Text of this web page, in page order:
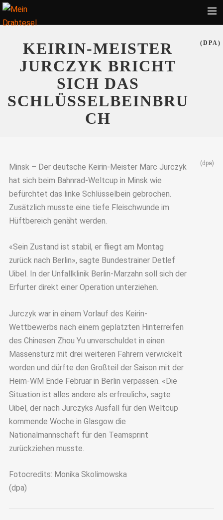
KEIRIN-MEISTER
JURCZYK BRICHT
SICH DAS
SCHLÜSSELBEINBRU
CH
(DPA)
Minsk – Der deutsche Keirin-Meister Marc Jurczyk
hat sich beim Bahnrad-Weltcup in Minsk wie
befürchtet das linke Schlüsselbein gebrochen.
Zusätzlich musste eine tiefe Fleischwunde im
Hüftbereich genäht werden.
«Sein Zustand ist stabil, er fliegt am Montag
zurück nach Berlin», sagte Bundestrainer Detlef
Uibel. In der Unfallklinik Berlin-Marzahn soll sich der
Erfurter direkt einer Operation unterziehen.
Jurczyk war in einem Vorlauf des Keirin-
Wettbewerbs nach einem geplatzten Hinterreifen
des Chinesen Zhou Yu unverschuldet in einen
Massensturz mit drei weiteren Fahrern verwickelt
worden und dürfte den Großteil der Saison mit der
Heim-WM Ende Februar in Berlin verpassen. «Die
Situation ist alles andere als erfreulich», sagte
Uibel, der nach Jurczyks Ausfall für den Weltcup
kommende Woche in Glasgow die
Nationalmannschaft für den Teamsprint
zurückziehen musste.
Fotocredits: Monika Skolimowska
(dpa)
(dpa)